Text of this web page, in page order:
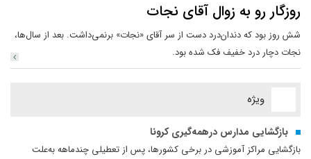
روزگار رو به زوال آقای نجات
شش روز بود که دندان‌درد دست از سر آقای «نجات» برنمی‌داشت. بعد از سال‌ها،
نجات دچار درد خفیف فک شده بود.
ویژه
بازگشایی مدارس درهمه‌گیری کرونا
بازگشایی مراکز آموزشی در برخی کشورها، پس از تعطیلی چندماهه به‌علت